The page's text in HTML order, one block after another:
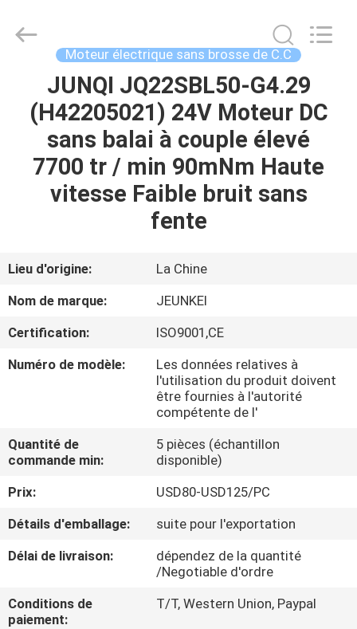
MAISON
PRODUITS
PROPOS
DE
NOUS
VISITE
DE
LA
QUALITÉ
NOUS
Junqi
International
Moteur électrique sans brosse de C.C
JUNQI JQ22SBL50-G4.29
(H42205021) 24V Moteur DC
sans balai à couple élevé
7700 tr / min 90mNm Haute
vitesse Faible bruit sans
fente
Lieu d'origine:
La Chine
Nom de marque:
JEUNKEI
Certification:
ISO9001,CE
Numéro de modèle:
Les données relatives à
l'utilisation du produit doivent
être fournies à l'autorité
compétente de l'
Quantité de
commande min:
5 pièces (échantillon
disponible)
Prix:
USD80-USD125/PC
Détails d'emballage:
suite pour l'exportation
Délai de livraison:
dépendez de la quantité
/Negotiable d'ordre
Conditions de
paiement:
T/T, Western Union, Paypal